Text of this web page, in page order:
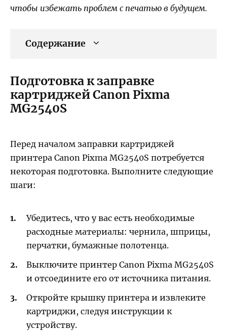
чтобы избежать проблем с печатью в будущем.
Содержание
Подготовка к заправке
картриджей Canon Pixma
MG2540S
Перед началом заправки картриджей
принтера Canon Pixma MG2540S потребуется
некоторая подготовка. Выполните следующие
шаги:
Убедитесь, что у вас есть необходимые
расходные материалы: чернила, шприцы,
перчатки, бумажные полотенца.
Выключите принтер Canon Pixma MG2540S
и отсоедините его от источника питания.
Откройте крышку принтера и извлеките
картриджи, следуя инструкции к
устройству.